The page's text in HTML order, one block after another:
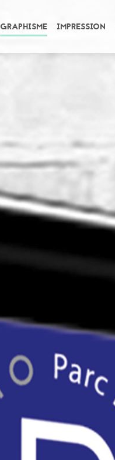
GRAPHISME IMPRESSION